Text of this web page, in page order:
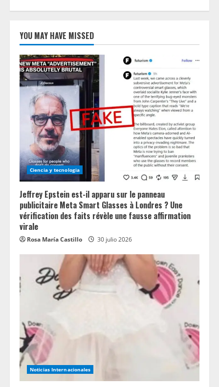
YOU MAY HAVE MISSED
Ciencia y tecnologia
Jeffrey Epstein est-il apparu sur le panneau
publicitaire Meta Smart Glasses à Londres ? Une
vérification des faits révèle une fausse affirmation
virale
Rosa María Castillo 30 julio 2026
Noticias Internacionales